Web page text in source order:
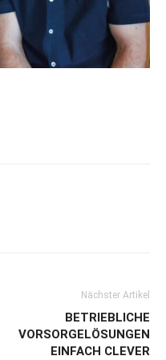
Nächster Artikel
BETRIEBLICHE
VORSORGELÖSUNGEN
EINFACH CLEVER